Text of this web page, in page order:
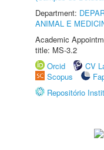
Department:
ANIMAL E
Academic
title: MS-3.2
Orcid
CV
Scopus
Repositório